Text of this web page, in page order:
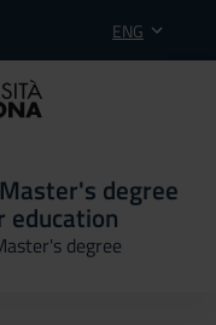
ENG
degree
education
degree